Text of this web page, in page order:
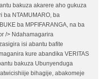
bakuza akarere aho gukuza
ba NTAMUMARO, ba
ba MPFIFARANGA, na ba
/> Ndahamagarira
isi abantu bafite
kure abandika VERITAS
bakuza Ubunyenduga
bihagije, abakomeje